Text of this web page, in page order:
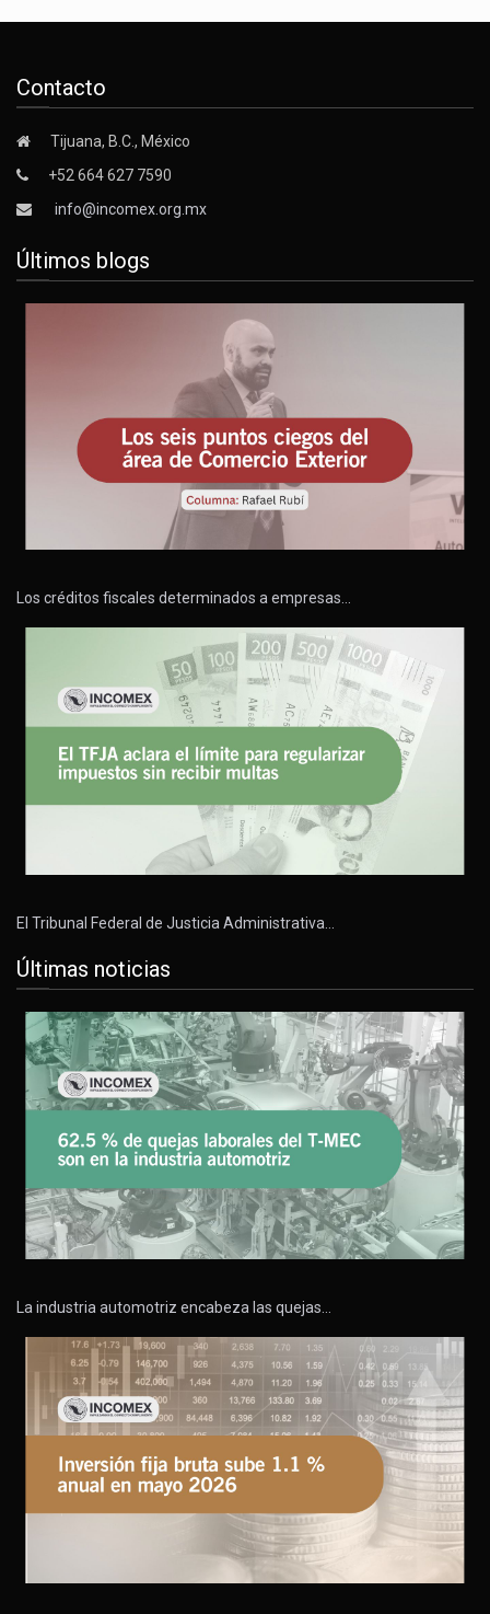
Contacto
Tijuana, B.C., México
+52 664 627 7590
info@incomex.org.mx
Últimos blogs
Los créditos fiscales determinados a empresas…
El Tribunal Federal de Justicia Administrativa…
Últimas noticias
La industria automotriz encabeza las quejas…